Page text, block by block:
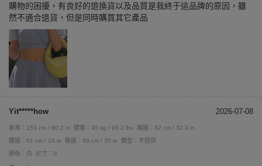
購物的困擾，有良好的退換貨以及品質是我終于這品牌的原因，雖
然不適合退貨，但是同時購買其它產品
Yit*****how 2026-07-08
身高：153 cm / 60.2 in 體重：45 kg / 99.2 lbs
胸圍：82 cm / 32.3 in
腰圍：61 cm / 24 in
臀圍：89 cm / 35 in
體型：不提供
顏色：白
尺寸：S